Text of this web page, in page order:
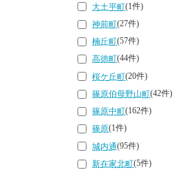
大土平町(1件)
神前町(27件)
楠丘町(57件)
高徳町(44件)
桜ケ丘町(20件)
篠原伯母野山町(42件)
篠原中町(162件)
篠原(1件)
城内通(95件)
新在家北町(5件)